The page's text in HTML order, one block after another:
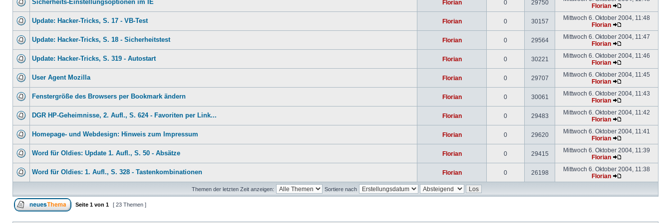
Sicherheits-Einstellungsoptionen im IE Florian 0 29750
Florian
Update: Hacker-Tricks, S. 17 - VB-Test Florian 0 30157
Mittwoch 6. Oktober 2004, 11:48
Florian
Update: Hacker-Tricks, S. 18 - Sicherheitstest Florian 0 29564
Mittwoch 6. Oktober 2004, 11:47
Florian
Update: Hacker-Tricks, S. 319 - Autostart Florian 0 30221
Mittwoch 6. Oktober 2004, 11:46
Florian
User Agent Mozilla Florian 0 29707
Mittwoch 6. Oktober 2004, 11:45
Florian
Fenstergröße des Browsers per Bookmark ändern Florian 0 30061
Mittwoch 6. Oktober 2004, 11:43
Florian
DGR HP-Geheimnisse, 2. Aufl., S. 624 - Favoriten per Link... Florian 0 29483
Mittwoch 6. Oktober 2004, 11:42
Florian
Homepage- und Webdesign: Hinweis zum Impressum Florian 0 29620
Mittwoch 6. Oktober 2004, 11:41
Florian
Word für Oldies: Update 1. Aufl., S. 50 - Absätze Florian 0 29415
Mittwoch 6. Oktober 2004, 11:39
Florian
Word für Oldies: 1. Aufl., S. 328 - Tastenkombinationen Florian 0 26198
Mittwoch 6. Oktober 2004, 11:38
Florian
Themen der letzten Zeit anzeigen: Sortiere nach
Seite 1 von 1 [ 23 Themen ]